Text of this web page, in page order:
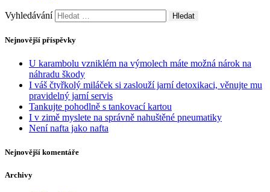
Vyhledávání
Nejnovější příspěvky
U karambolu vzniklém na výmolech máte možná nárok na
náhradu škody
I váš čtyřkolý miláček si zaslouží jarní detoxikaci, věnujte mu
pravidelný jarní servis
Tankujte pohodlně s tankovací kartou
I v zimě myslete na správně nahuštěné pneumatiky
Není nafta jako nafta
Nejnovější komentáře
Archivy